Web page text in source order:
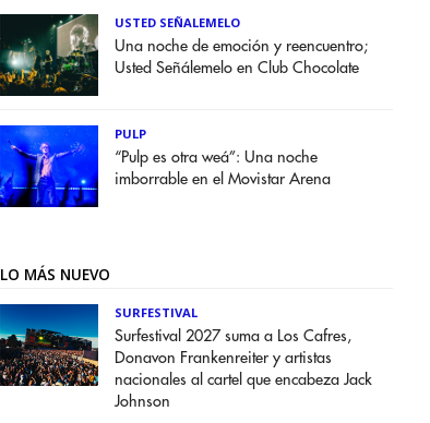
USTED SEÑALEMELO
Una noche de emoción y reencuentro;
Usted Señálemelo en Club Chocolate
PULP
“Pulp es otra weá”: Una noche
imborrable en el Movistar Arena
LO MÁS NUEVO
SURFESTIVAL
Surfestival 2027 suma a Los Cafres,
Donavon Frankenreiter y artistas
nacionales al cartel que encabeza Jack
Johnson